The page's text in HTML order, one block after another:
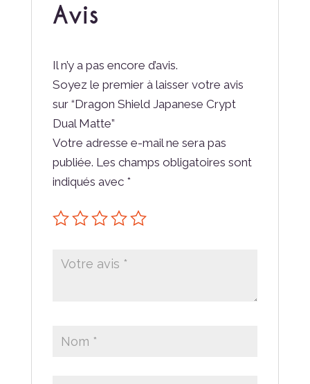
Avis
Il n’y a pas encore d’avis.
Soyez le premier à laisser votre avis
sur “Dragon Shield Japanese Crypt
Dual Matte”
Votre adresse e-mail ne sera pas
publiée. Les champs obligatoires sont
indiqués avec *